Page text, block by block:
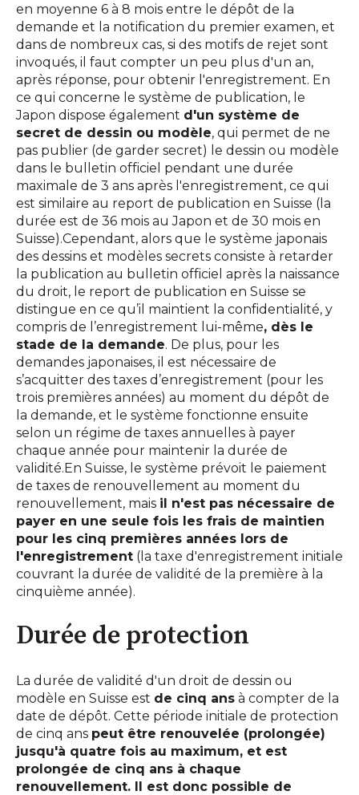
en moyenne 6 à 8 mois entre le dépôt de la
demande et la notification du premier examen, et
dans de nombreux cas, si des motifs de rejet sont
invoqués, il faut compter un peu plus d'un an,
après réponse, pour obtenir l'enregistrement. En
ce qui concerne le système de publication, le
Japon dispose également d'un système de
secret de dessin ou modèle, qui permet de ne
pas publier (de garder secret) le dessin ou modèle
dans le bulletin officiel pendant une durée
maximale de 3 ans après l'enregistrement, ce qui
est similaire au report de publication en Suisse (la
durée est de 36 mois au Japon et de 30 mois en
Suisse).Cependant, alors que le système japonais
des dessins et modèles secrets consiste à retarder
la publication au bulletin officiel après la naissance
du droit, le report de publication en Suisse se
distingue en ce qu’il maintient la confidentialité, y
compris de l’enregistrement lui-même, dès le
stade de la demande. De plus, pour les
demandes japonaises, il est nécessaire de
s’acquitter des taxes d’enregistrement (pour les
trois premières années) au moment du dépôt de
la demande, et le système fonctionne ensuite
selon un régime de taxes annuelles à payer
chaque année pour maintenir la durée de
validité.En Suisse, le système prévoit le paiement
de taxes de renouvellement au moment du
renouvellement, mais il n'est pas nécessaire de
payer en une seule fois les frais de maintien
pour les cinq premières années lors de
l'enregistrement (la taxe d'enregistrement initiale
couvrant la durée de validité de la première à la
cinquième année).
Durée de protection
La durée de validité d'un droit de dessin ou
modèle en Suisse est de cinq ans à compter de la
date de dépôt. Cette période initiale de protection
de cinq ans peut être renouvelée (prolongée)
jusqu'à quatre fois au maximum, et est
prolongée de cinq ans à chaque
renouvellement. Il est donc possible de